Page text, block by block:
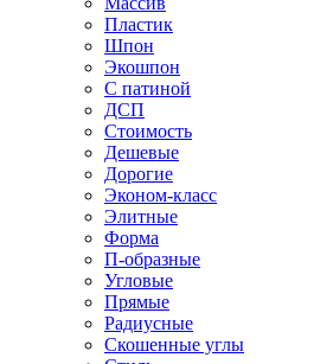
Пластик
Шпон
Экошпон
С патиной
ДСП
Стоимость
Дешевые
Дорогие
Эконом-класс
Элитные
Форма
П-образные
Угловые
Прямые
Радиусные
Скошенные углы